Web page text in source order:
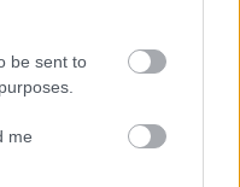
be sent to
me
των